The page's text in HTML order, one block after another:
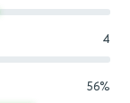
4
56%